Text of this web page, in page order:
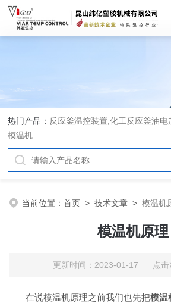
热门产品： 反应釜温控装置,化工反应釜油
模温机
当前位置：首页 >技术文章 >模温机
模温机原理
更新时间：2023-01-17 点击
在说模温机原理之前我们也先把模温